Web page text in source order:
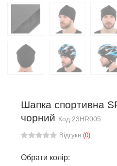
Шапка спортивна
чорний Код 23HR005
Відгуки (0)
Обрати колір: